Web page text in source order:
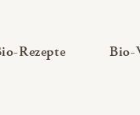
ausklappen
Rezepte— Bio-